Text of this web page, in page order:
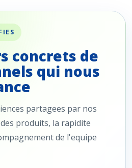
concrets de
qui nous
partagees par nos
produits, la rapidite
de l'equipe